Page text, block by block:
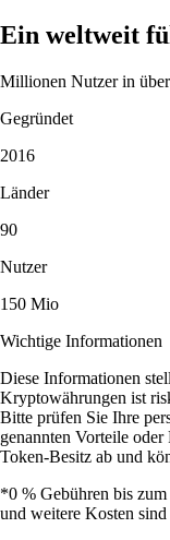
Ein weltweit
Millionen Nutzer in
Gegründet
2016
Länder
90
Nutzer
150 Mio
Wichtige Informationen
Diese Informationen
Kryptowährungen ist
Bitte prüfen Sie Ihre
genannten Vorteile
Token-Besitz ab und
*0 % Gebühren bis
und weitere Kosten